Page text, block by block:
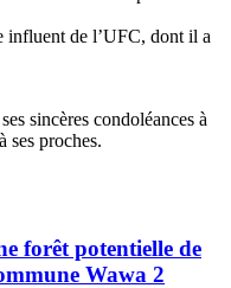
influent de l’UFC, dont il a
sincères condoléances à
ses proches.
forêt potentielle de
Wawa 2